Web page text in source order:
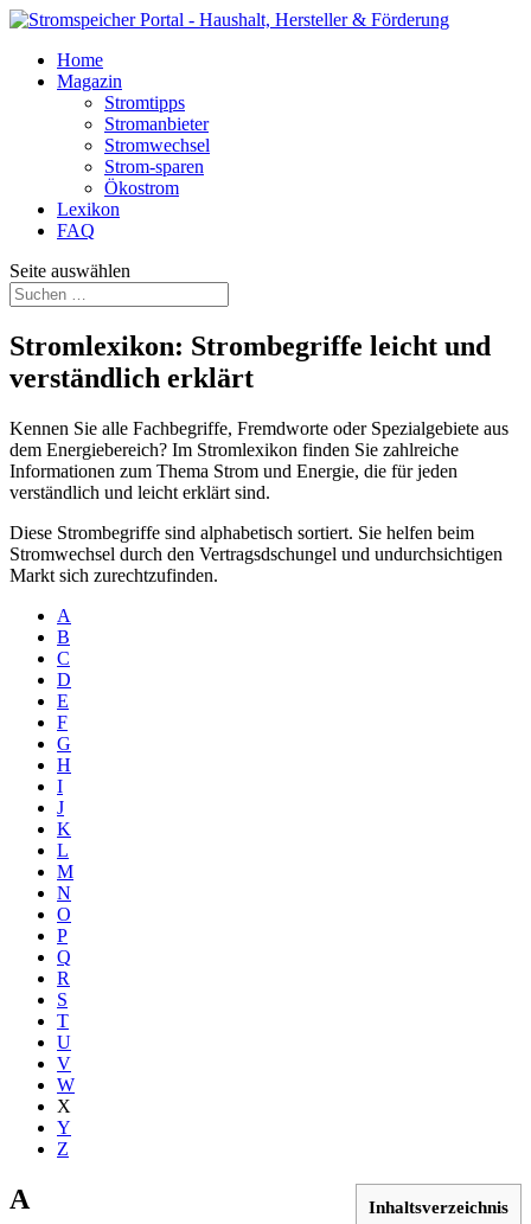
Home
Magazin
Stromtipps
Stromanbieter
Stromwechsel
Strom-sparen
Ökostrom
Lexikon
FAQ
Seite auswählen
Stromlexikon: Strombegriffe leicht und
verständlich erklärt
Kennen Sie alle Fachbegriffe, Fremdworte oder Spezialgebiete aus
dem Energiebereich? Im Stromlexikon finden Sie zahlreiche
Informationen zum Thema Strom und Energie, die für jeden
verständlich und leicht erklärt sind.
Diese Strombegriffe sind alphabetisch sortiert. Sie helfen beim
Stromwechsel durch den Vertragsdschungel und undurchsichtigen
Markt sich zurechtzufinden.
A
B
C
D
E
F
G
H
I
J
K
L
M
N
O
P
Q
R
S
T
U
V
W
X
Y
Z
Inhaltsverzeichnis
A